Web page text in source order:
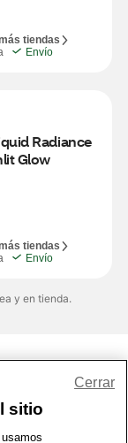
tiendas
Envío
Radiance
Glow
tiendas
Envío
y en tienda.
| Accesibilidad
sitio
Cerrar